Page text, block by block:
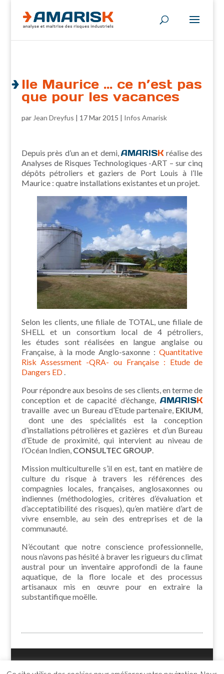
Ile Maurice … ce n’est pas
que pour les vacances
par Jean Dreyfus | 17 Mar 2015 | Infos Amarisk
Depuis près d’un an et demi,AMARISK réalise des
Analyses de Risques Technologiques -ART – sur cinq
dépôts pétroliers et gaziers de Port Louis à l’Ile
Maurice : quatre installations existantes et un projet.
Selon les clients, une filiale de TOTAL, une filiale de
SHELL et un consortium local de 4 pétroliers,
les études sont réalisées en langue anglaise ou
Française, à la mode Anglo-saxonne :Quantitative
Risk Assessment -QRA- ou Française : Etude de
Dangers ED.
Pour répondre aux besoins de ses clients, en terme de
conception et de capacité d’échange,AMARISK
travaille avec un Bureau d’Etude partenaire, EKIUM,
dont une des spécialités est la conception
d’installations pétrolières et gazières et d’un Bureau
d’Etude de proximité, qui intervient au niveau de
l’Océan Indien, CONSULTEC GROUP.
Mission multiculturelle s’il en est, tant en matière de
culture du risque à travers les références des
compagnies locales, françaises, anglosaxonnes ou
indiennes (méthodologies, critères d’évaluation et
d’acceptatibilité des risques), qu’en matière d’art de
vivre ensemble, au sein des entreprises et de la
communauté.
N’écoutant que notre conscience professionnelle,
nous n’avons pas hésité à braver les rigueurs du climat
austral pour un inventaire approfondi de la faune
aquatique, de la flore locale et des processus
artisanaux mis en œuvre pour en extraire la
substantifique moëlle.
Accueil Contact
Plan du site